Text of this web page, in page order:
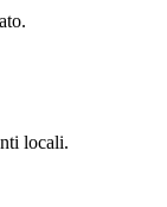
locali.